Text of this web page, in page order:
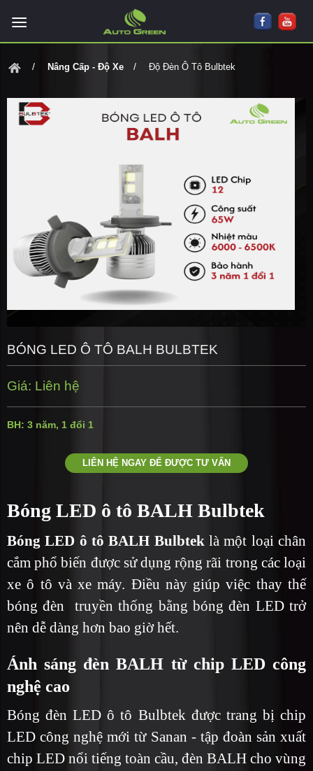
Nâng Cấp - Độ Xe Độ Đèn Ô Tô Bulbtek
BÓNG LED Ô TÔ BALH BULBTEK
Giá: Liên hệ
BH: 3 năm, 1 đổi 1
LIÊN HỆ NGAY ĐỂ ĐƯỢC TƯ VẤN
Bóng LED ô tô BALH Bulbtek
Bóng LED ô tô BALH Bulbtek là một loại chân
cắm phổ biến được sử dụng rộng rãi trong các loại
xe ô tô và xe máy. Điều này giúp việc thay thế
bóng đèn truyền thống bằng bóng đèn LED trở
nên dễ dàng hơn bao giờ hết.
Ánh sáng đèn BALH từ chip LED công
nghệ cao
Bóng đèn LED ô tô Bulbtek được trang bị chip
LED công nghệ mới từ Sanan - tập đoàn sản xuất
chip LED nổi tiếng toàn cầu, đèn BALH cho vùng